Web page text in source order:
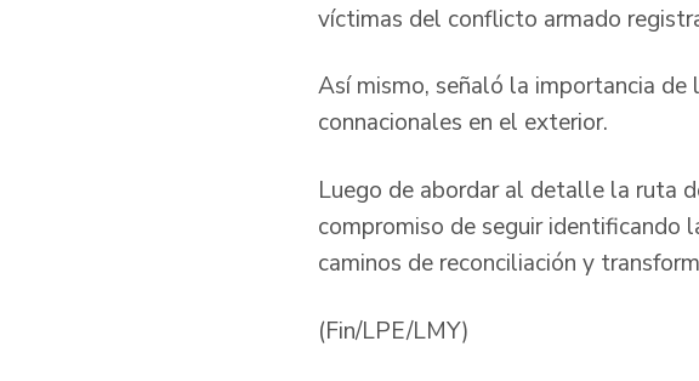
víctimas del conflicto armado
Así mismo, señaló la importancia
connacionales en el exterior.
Luego de abordar al detalle la ruta
compromiso de seguir identificando
caminos de reconciliación y
(Fin/LPE/LMY)